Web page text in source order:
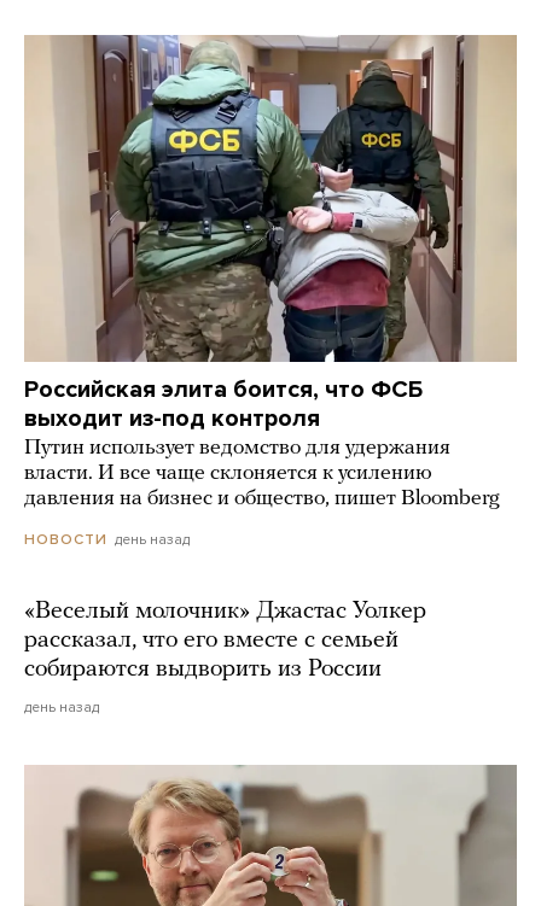
Российская элита боится, что ФСБ
выходит из-под контроля
Путин использует ведомство для удержания
власти. И все чаще склоняется к усилению
давления на бизнес и общество, пишет Bloomberg
НОВОСТИ день назад
«Веселый молочник» Джастас Уолкер
рассказал, что его вместе с семьей
собираются выдворить из России
день назад